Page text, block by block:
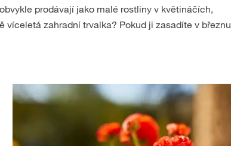
prodávají jako malé rostliny v květináčích,
víceletá zahradní trvalka? Pokud ji zasadíte v březnu